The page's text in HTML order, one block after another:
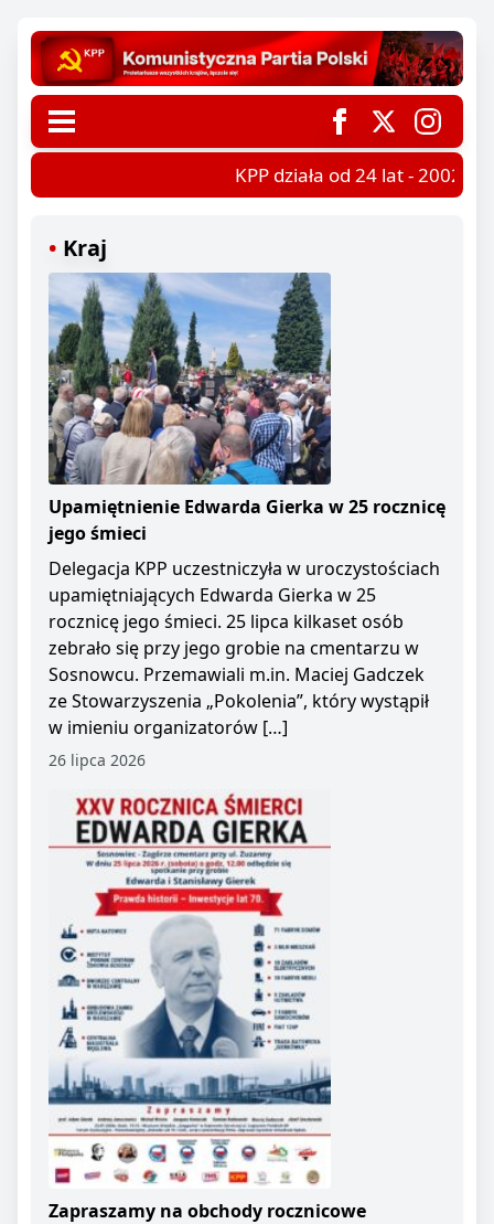
KPP działa od 24 lat - 2002-
Kraj
Upamiętnienie Edwarda Gierka w 25 rocznicę
jego śmieci
Delegacja KPP uczestniczyła w uroczystościach
upamiętniających Edwarda Gierka w 25
rocznicę jego śmieci. 25 lipca kilkaset osób
zebrało się przy jego grobie na cmentarzu w
Sosnowcu. Przemawiali m.in. Maciej Gadczek
ze Stowarzyszenia „Pokolenia”, który wystąpił
w imieniu organizatorów […]
26 lipca 2026
Zapraszamy na obchody rocznicowe